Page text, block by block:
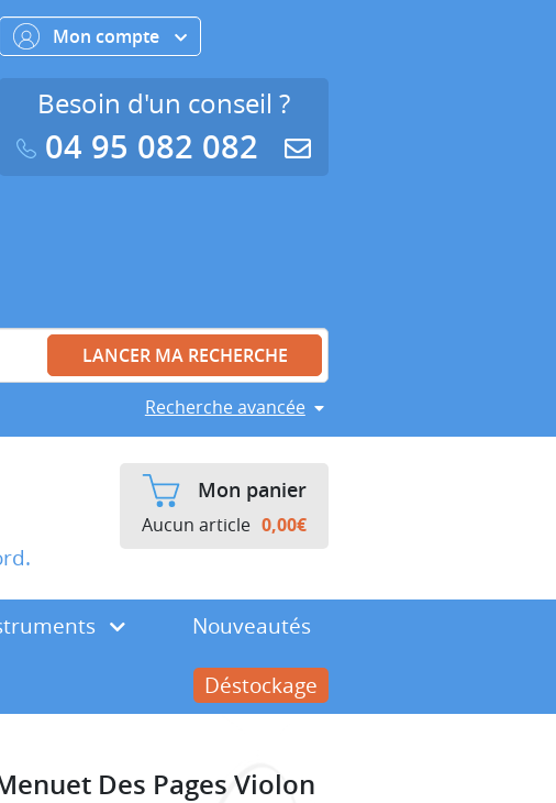
Recherche avancée
Mon compte
Besoin d'un conseil ?
04 95 082 082
Mon panier
Aucun article 0,00€
Nouveautés
Déstockage
Des Pages Violon